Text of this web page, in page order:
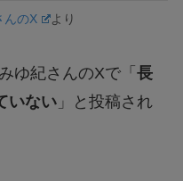
んのX より
ゆ紀さんのXで「 長
いない」と投稿され